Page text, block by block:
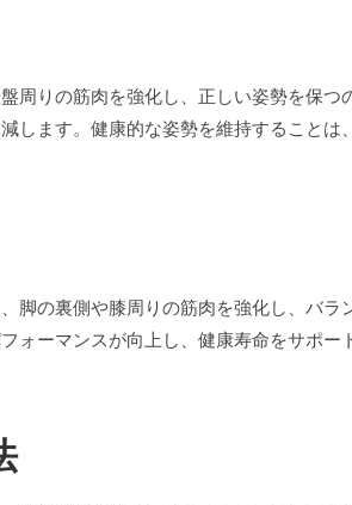
周りの筋肉を強化し、正しい姿勢を保つ
します。健康的な姿勢を維持することは、
脚の裏側や膝周りの筋肉を強化し、バラ
ォーマンスが向上し、健康寿命をサポー